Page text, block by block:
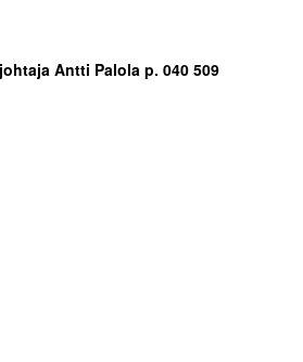
Antti Palola p. 040 509